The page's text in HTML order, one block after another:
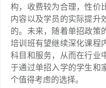
构，收费较为合理，性价
内容以及学员的实际提升
的。未来，随着单招政策
培训班有望继续深化课程
科目和服务，从而在行业
于通过单招入学的学生和
个值得考虑的选择。